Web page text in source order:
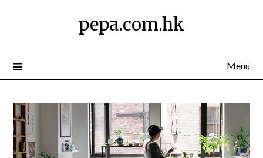
pepa.com.hk
Menu